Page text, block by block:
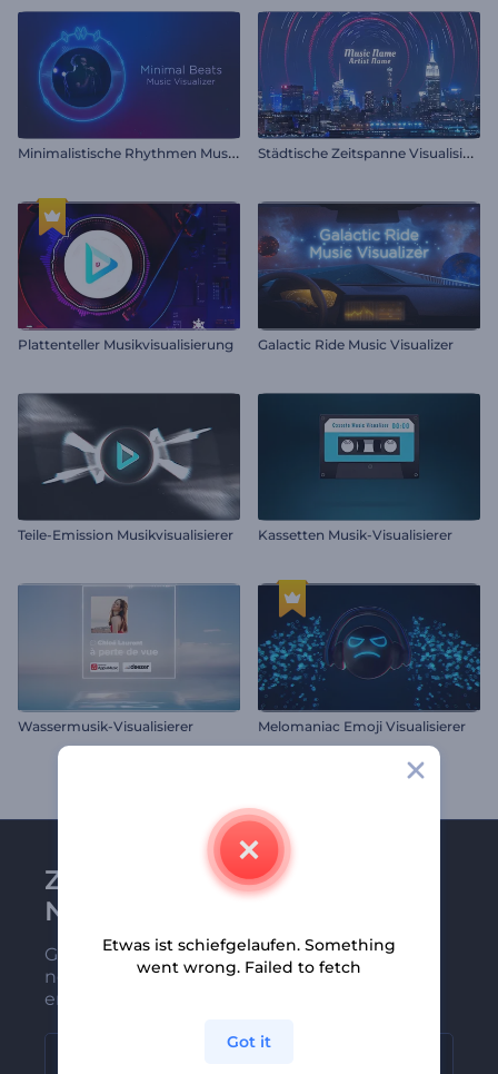
M
inimalistische Rhythmen Musik-Visualisierer S
tädtische Zeitspanne Visualisierer
Plattenteller Musikvisualisierung Galactic Ride Music Visualizer
Teile-Emission Musikvisualisierer Kassetten Musik-Visualisierer
Wassermusik-Visualisierer Melomaniac Emoji Visualisierer
Zu Renderforest-
Newsletter anmelden
Gehören Sie zu den Ersten, die unsere
neuesten Nachrichten und Angebote
erhalten
Etwas ist schiefgelaufen. Something
went wrong. Failed to fetch
Got it